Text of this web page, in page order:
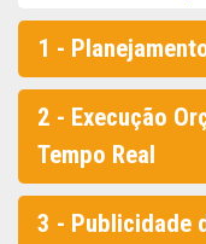
1 -
2 - Execução
Tempo Real
3 - Publicidade